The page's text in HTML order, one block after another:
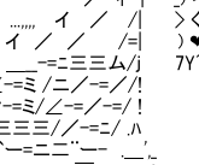
／ /| > く
／ /=| )
ﾆ三三ム
/ニ／-
ﾆﾏ-=ミ/
-=三三三三/
￣｀`ー=ニ